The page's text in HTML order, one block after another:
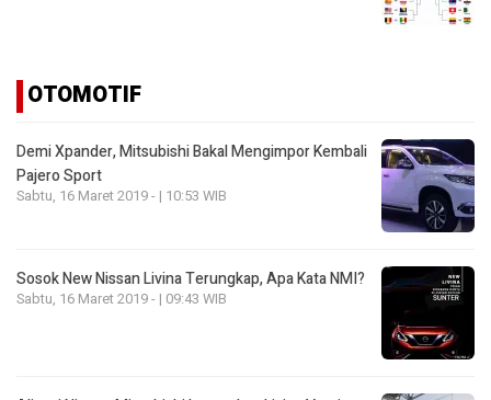
OTOMOTIF
Demi Xpander, Mitsubishi Bakal Mengimpor Kembali
Pajero Sport
Sabtu, 16 Maret 2019 - | 10:53 WIB
Sosok New Nissan Livina Terungkap, Apa Kata NMI?
Sabtu, 16 Maret 2019 - | 09:43 WIB